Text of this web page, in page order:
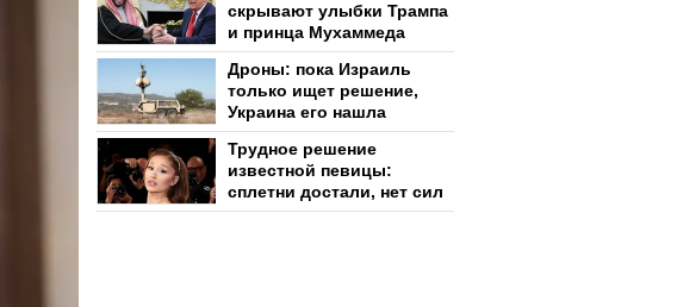
скрывают улыбки Трампа
и принца Мухаммеда
Дроны: пока Израиль
только ищет решение,
Украина его нашла
Трудное решение
известной певицы:
сплетни достали, нет сил